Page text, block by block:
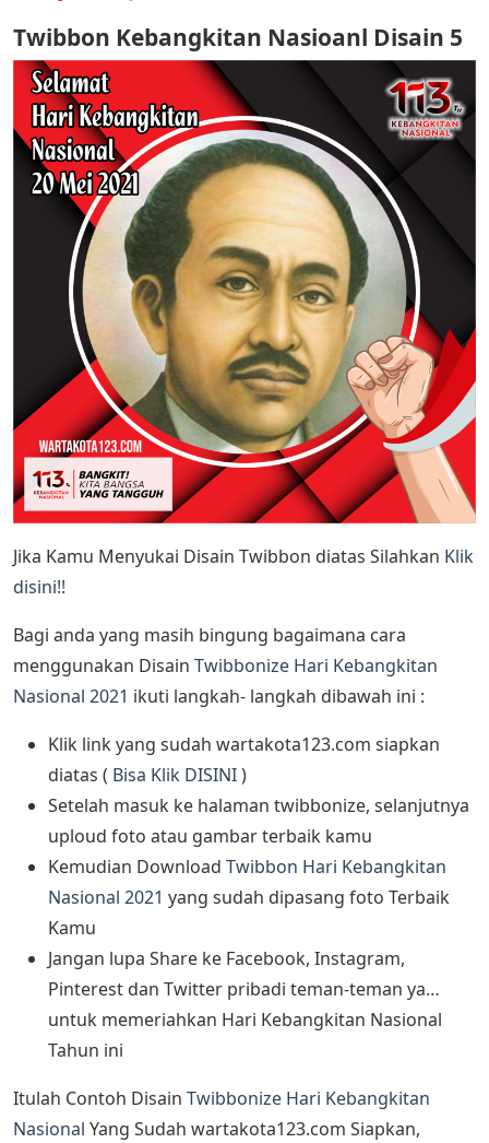
Twibbon Kebangkitan Nasioanl Disain 5
Jika Kamu Menyukai Disain Twibbon diatas Silahkan Klik
disini!!
Bagi anda yang masih bingung bagaimana cara
menggunakan Disain Twibbonize Hari Kebangkitan
Nasional 2021 ikuti langkah- langkah dibawah ini :
Klik link yang sudah wartakota123.com siapkan
diatas ( Bisa Klik DISINI)
Setelah masuk ke halaman twibbonize, selanjutnya
uploud foto atau gambar terbaik kamu
Kemudian Download Twibbon Hari Kebangkitan
Nasional 2021 yang sudah dipasang foto Terbaik
Kamu
Jangan lupa Share ke Facebook, Instagram,
Pinterest dan Twitter pribadi teman-teman ya…
untuk memeriahkan Hari Kebangkitan Nasional
Tahun ini
Itulah Contoh Disain Twibbonize Hari Kebangkitan
Nasional Yang Sudah wartakota123.com Siapkan,